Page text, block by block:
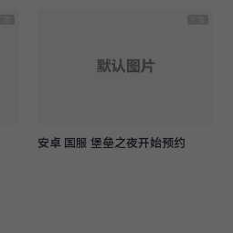
安卓 国服 堡垒之夜开始预约